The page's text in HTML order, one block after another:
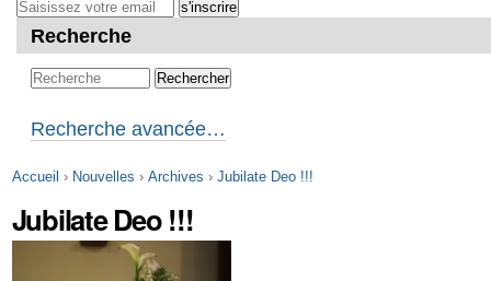
Aller
navigation
Recherche
Recherche avancée…
Accueil › Nouvelles › Archives › Jubilate Deo !!!
Jubilate Deo !!!